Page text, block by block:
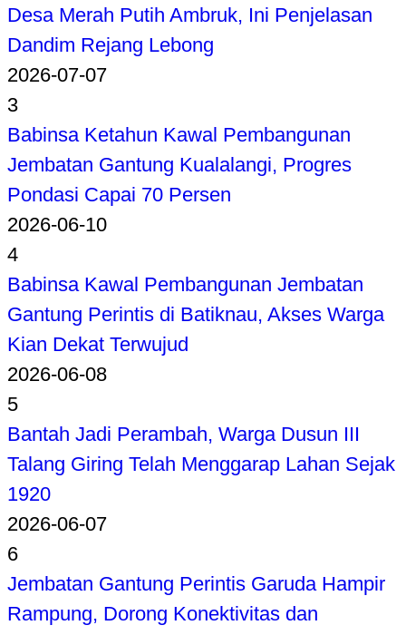
Desa Merah Putih Ambruk, Ini Penjelasan
Dandim Rejang Lebong
2026-07-07
3
Babinsa Ketahun Kawal Pembangunan
Jembatan Gantung Kualalangi, Progres
Pondasi Capai 70 Persen
2026-06-10
4
Babinsa Kawal Pembangunan Jembatan
Gantung Perintis di Batiknau, Akses Warga
Kian Dekat Terwujud
2026-06-08
5
Bantah Jadi Perambah, Warga Dusun III
Talang Giring Telah Menggarap Lahan Sejak
1920
2026-06-07
6
Jembatan Gantung Perintis Garuda Hampir
Rampung, Dorong Konektivitas dan